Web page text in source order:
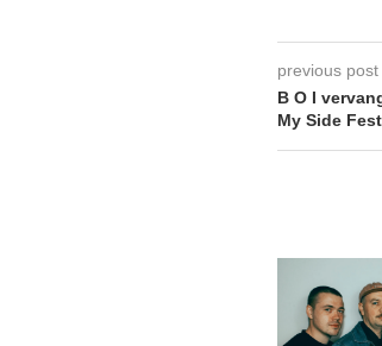
previous post
B O I
My Side